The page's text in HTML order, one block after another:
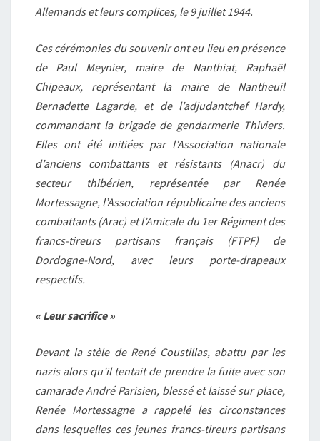
Allemands et leurs complices, le 9 juillet 1944.
Ces cérémonies du souvenir ont eu lieu en présence
de Paul Meynier, maire de Nanthiat, Raphaël
Chipeaux, représentant la maire de Nantheuil
Bernadette Lagarde, et de l’adjudantchef Hardy,
commandant la brigade de gendarmerie Thiviers.
Elles ont été initiées par l’Association nationale
d’anciens combattants et résistants (Anacr) du
secteur thibérien, représentée par Renée
Mortessagne, l’Association républicaine des anciens
combattants (Arac) et l’Amicale du 1er Régiment des
francs-tireurs partisans français (FTPF) de
Dordogne-Nord, avec leurs porte-drapeaux
respectifs.
« Leur sacrifice »
Devant la stèle de René Coustillas, abattu par les
nazis alors qu’il tentait de prendre la fuite avec son
camarade André Parisien, blessé et laissé sur place,
Renée Mortessagne a rappelé les circonstances
dans lesquelles ces jeunes francs-tireurs partisans